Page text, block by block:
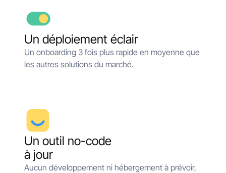
Un déploiement éclair
Un onboarding 3 fois plus rapide en moyenne que
les autres solutions du marché.
Un outil no-code
à jour
Aucun développement ni hébergement à prévoir,